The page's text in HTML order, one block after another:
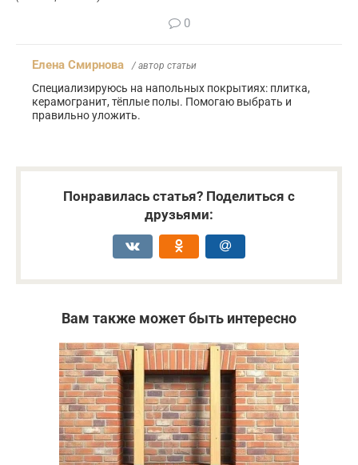
0
Елена Смирнова / автор статьи
Специализируюсь на напольных покрытиях: плитка,
керамогранит, тёплые полы. Помогаю выбрать и
правильно уложить.
Понравилась статья? Поделиться с
друзьями:
Вам также может быть интересно